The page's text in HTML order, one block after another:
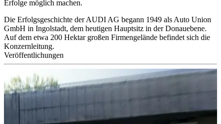
Erfolge möglich machen.
Die Erfolgsgeschichte der AUDI AG begann 1949 als Auto Union
GmbH in Ingolstadt, dem heutigen Hauptsitz in der Donauebene.
Auf dem etwa 200 Hektar großen Firmengelände befindet sich die
Konzernleitung.
Veröffentlichungen